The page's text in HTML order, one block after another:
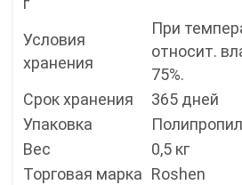
Условия
хранения
При
относит.
75%.
Срок хранения
365 дней
Упаковка
Вес
0,5 кг
Торговая марка Roshen